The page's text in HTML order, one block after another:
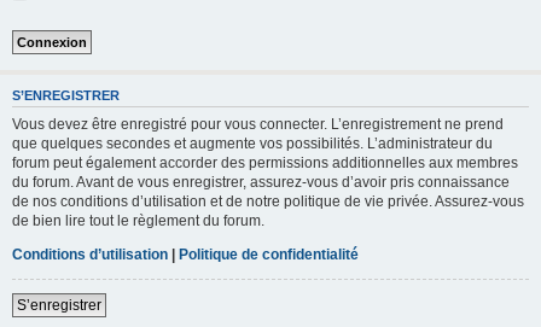
S’ENREGISTRER
Vous devez être enregistré pour vous connecter. L’enregistrement ne prend
que quelques secondes et augmente vos possibilités. L’administrateur du
forum peut également accorder des permissions additionnelles aux membres
du forum. Avant de vous enregistrer, assurez-vous d’avoir pris connaissance
de nos conditions d’utilisation et de notre politique de vie privée. Assurez-vous
de bien lire tout le règlement du forum.
Conditions d’utilisation | Politique de confidentialité
S’enregistrer